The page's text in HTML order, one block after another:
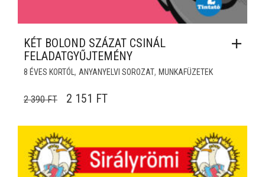
KÉT BOLOND SZÁZAT CSINÁL
FELADATGYŰJTEMÉNY
8 ÉVES KORTÓL , ANYANYELVI SOROZAT, MUNKAFÜZETEK
2 390FT ORIGINAL PRICE WAS: 2 390 FT.
2 151 FTCURRENT PRICE IS: 2 151 FT.